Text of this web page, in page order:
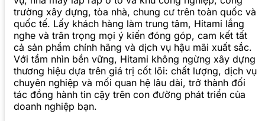
trường xây dựng, tòa nhà, chung cư trên toàn quốc và
quốc tế. Lấy khách hàng làm trung tâm, Hitami lắng
nghe và trân trọng mọi ý kiến đóng góp, cam kết tất
cả sản phẩm chính hãng và dịch vụ hậu mãi xuất sắc.
Với tầm nhìn bền vững, Hitami không ngừng xây dựng
thương hiệu dựa trên giá trị cốt lõi: chất lượng, dịch vụ
chuyên nghiệp và mối quan hệ lâu dài, trở thành đối
tác đồng hành tin cậy trên con đường phát triển của
doanh nghiệp bạn.